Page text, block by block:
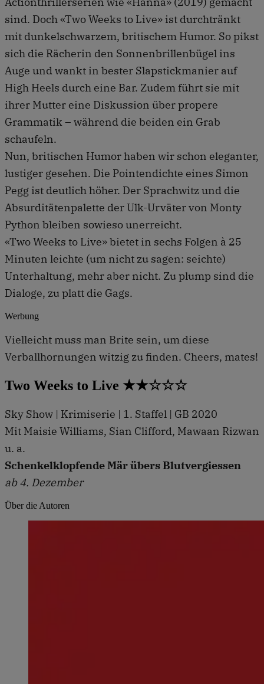
sind. Doch «Two Weeks to Live» ist durchtränkt
mit dunkelschwarzem, britischem Humor. So pikst
sich die Rächerin den Sonnenbrillenbügel ins
Auge und wankt in bester Slapstickmanier auf
High Heels durch eine Bar. Zudem führt sie mit
ihrer Mutter eine Diskussion über propere
Grammatik – während die beiden ein Grab
schaufeln.
Nun, britischen Humor haben wir schon eleganter,
lustiger gesehen. Die Pointendichte eines Simon
Pegg ist deutlich höher. Der Sprachwitz und die
Absurditätenpalette der Ulk-Urväter von Monty
Python bleiben sowieso unerreicht.
«Two Weeks to Live» bietet in sechs Folgen à 25
Minuten leichte (um nicht zu sagen: seichte)
Unterhaltung, mehr aber nicht. Zu plump sind die
Dialoge, zu platt die Gags.
Werbung
Vielleicht muss man Brite sein, um diese
Verballhornungen witzig zu finden. Cheers, mates!
Two Weeks to Live ★★☆☆☆
Sky Show | Krimiserie | 1. Staffel | GB 2020
Mit Maisie Williams, Sian Clifford, Mawaan Rizwan
u. a.
Schenkelklopfende Mär übers Blutvergiessen
ab 4. Dezember
Über die Autoren